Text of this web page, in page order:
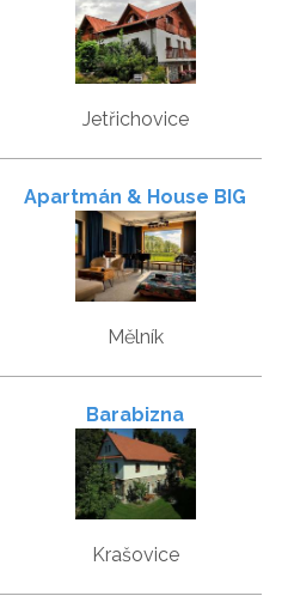
Jetřichovice
Apartmán & House BIG
WIN
Mělník
Barabizna
Krašovice